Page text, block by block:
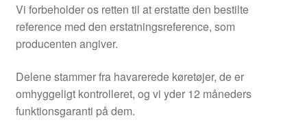
Vi forbeholder os retten til at erstatte den bestilte
reference med den erstatningsreference, som
producenten angiver.
Delene stammer fra havarerede køretøjer, de er
omhyggeligt kontrolleret, og vi yder 12 måneders
funktionsgaranti på dem.